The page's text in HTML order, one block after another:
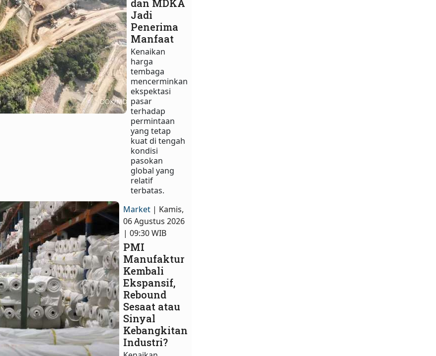
dan MDKA
Jadi
Penerima
Manfaat
Kenaikan
harga
tembaga
mencerminkan
ekspektasi
pasar
terhadap
permintaan
yang tetap
kuat di tengah
kondisi
pasokan
global yang
relatif
terbatas.
Market | Kamis,
06 Agustus 2026
| 09:30 WIB
PMI
Manufaktur
Kembali
Ekspansif,
Rebound
Sesaat atau
Sinyal
Kebangkitan
Industri?